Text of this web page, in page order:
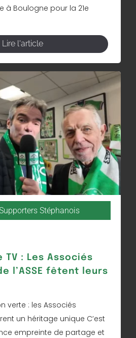
à Boulogne pour la 21e
Lire l'article
Stéphanois
TV : Les Associés
l’ASSE fêtent leurs
verte : les Associés
un héritage unique C’est
empreinte de partage et